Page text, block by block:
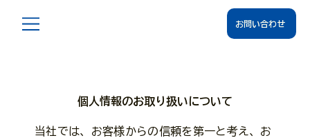
お問い合わせ
個人情報のお取り扱いについて
当社では、お客様からの信頼を第一と考え、お